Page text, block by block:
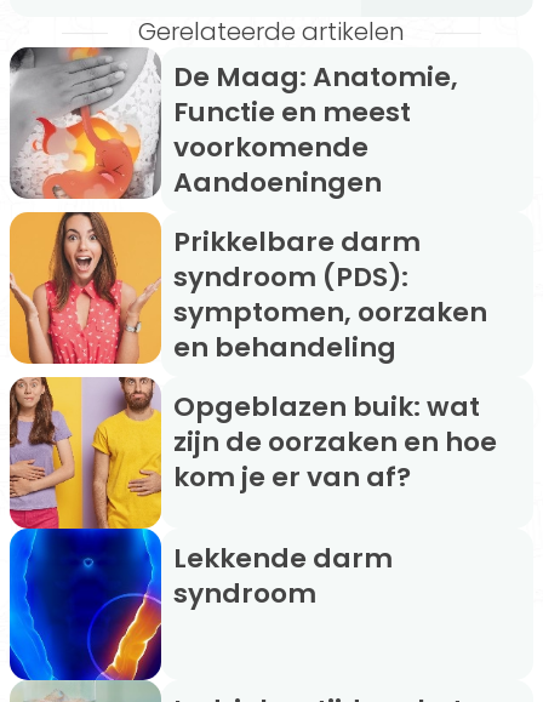
Gerelateerde artikelen
De Maag: Anatomie,
Functie en meest
voorkomende
Aandoeningen
Prikkelbare darm
syndroom (PDS):
symptomen, oorzaken
en behandeling
Opgeblazen buik: wat
zijn de oorzaken en hoe
kom je er van af?
Lekkende darm
syndroom